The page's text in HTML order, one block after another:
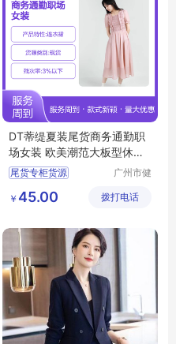
DT蒂缇夏装尾货商务通勤职
场女装 欧美潮范大板型休闲
风
尾货专柜货源
商务通勤职场女装
广州市健
限公司
￥ 45.00 拨打电话